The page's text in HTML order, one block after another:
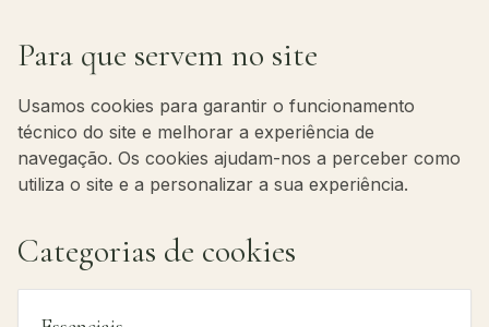
Para que servem no site
Usamos cookies para garantir o funcionamento
técnico do site e melhorar a experiência de
navegação. Os cookies ajudam-nos a perceber como
utiliza o site e a personalizar a sua experiência.
Categorias de cookies